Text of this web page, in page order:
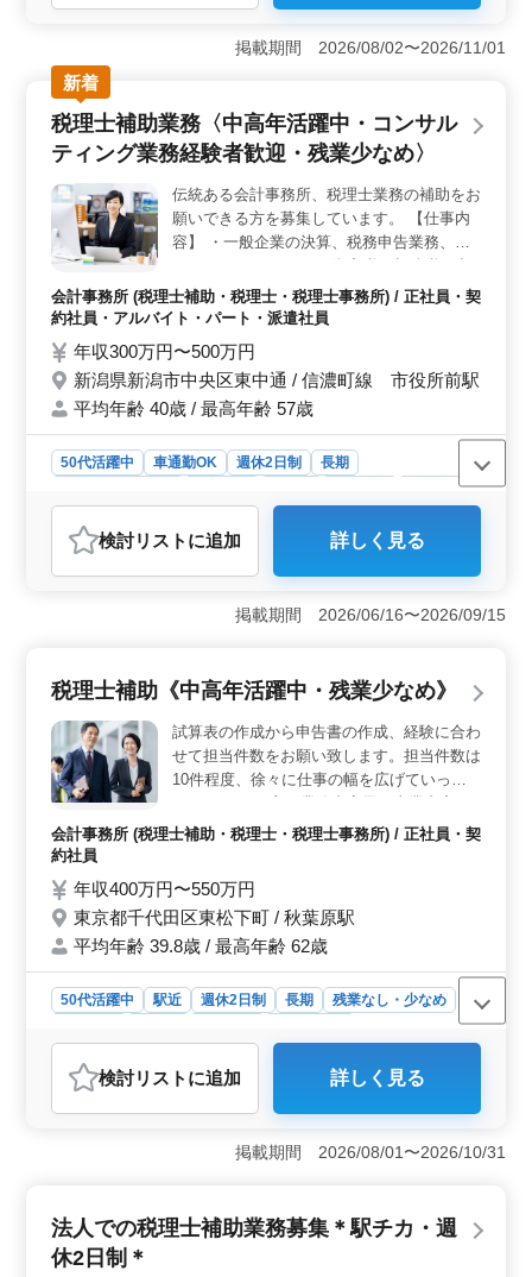
験者を募集しています。ブランクがあっても問題なく、
＞ 経営者のパートナーとして、税務会計業務や企業経
営の分析など、幅広い業務に携わることができま
す。 ＜働きやすい環境＞ 駅近で残業が少なめ、週
休2日制の環境で、年収300〜500万円の待遇を提供して
います。
掲載期間 2026/08/02〜2026/11/01
新着
税理士補助業務〈中高年活躍中・コンサル
ティング業務経験者歓迎・残業少なめ〉
伝統ある会計事務所、税理士業務の補助をお
願いできる方を募集しています。 【仕事内
容】 ・一般企業の決算、税務申告業務、及
びコンサルティング ・資産税、相続税の申
告、及びコンサルティング ・その他税理士
補助業務 ＊マイカー通勤可能、無料駐車場
テラン世代からのご応募をお待ちしています
☆
会計事務所 (税理士補助・税理士・税理士事務所) / 正社員・契
約社員・アルバイト・パート・派遣社員
年収300万円〜500万円
新潟県新潟市中央区東中通 / 信濃町線 市役所前駅
平均年齢 40歳 / 最高年齢 57歳
50代活躍中 車通勤OK 週休2日制
長期
派遣社員
会計事務所
おすすめポイント
＜魅力的なポイント＞ 新潟県新潟市中央区東中通に位
置する伝統ある会計事務所での税理士補助業務の募集
は、中高年の方々が活躍できる環境を提供しています。
います。 ＜働きやすい環境＞ マイカー通勤可能で
無料駐車場完備という点から、通勤のストレスを軽減
し、働きやすい環境を整えています。また、経験豊富な
ベテラン世代からの応募を歓迎しており、即戦力として
の貢献が期待されています。 ＜キャリアの発展＞
会計事務所での経験が5年以上ある方を求めており、税務
申告業務やコンサルティング業務など、幅広い業務に携
わることができます。給与面も年収320万円から500万円
と、安定した収入が見込めるため、キャリアの発展にも
期待が寄せられます。
検討リスト に追加 詳しく見る
掲載期間 2026/06/16〜2026/09/15
税理士補助《中高年活躍中・残業少なめ》
試算表の作成から申告書の作成、経験に合わ
せて担当件数をお願い致します。担当件数は
10件程度、徐々に仕事の幅を広げていって
税理士補助、顧客先の会計補助業務 ・確定
の他、電話応対や所内庶務 ベテランの会計
事務所経験者歓迎 柔軟なコミュニケーショ
ンが取れる方歓迎 残業少なめ、勤務時間は
都合に併せて調整可能
会計事務所 (税理士補助・税理士・税理士事務所) / 正社員・契
約社員
年収400万円〜550万円
東京都千代田区東松下町 / 秋葉原駅
平均年齢 39.8歳 / 最高年齢 62歳
50代活躍中 駅近 週休2日制 長期
残業なし・少なめ
おすすめポイント
＜経験活かせる業務＞ この求人では、税理士補助業務
から確定申告まで、幅広い業務を担当する機会が与えら
れます。試算表の作成から申告書の作成、顧客対応ま
で、経験に合わせて担当件数を調整し、自らのスキルを
す。 ＜働きやすさ抜群＞ このポジションでは、残
業が少なく、勤務時間も柔軟に調整可能です。週休2日制
検討リスト に追加 詳しく見る
掲載期間 2026/08/01〜2026/10/31
法人での税理士補助業務募集＊駅チカ・週
休2日制＊